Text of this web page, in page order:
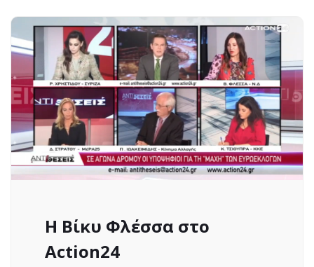
Η Βίκυ Φλέσσα στο
Action24